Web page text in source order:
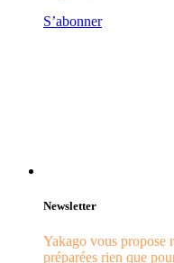
S’abonner
Newsletter
Yakago vous propose
préparées rien que